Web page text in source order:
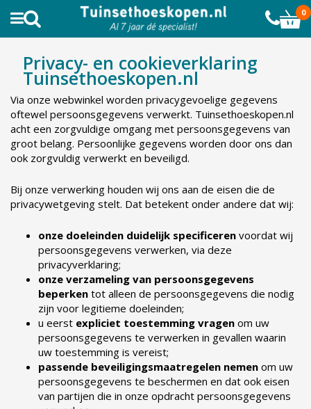
0
AL MEER DAN 10.000 TEVREDEN KLANTEN
Privacy Policy en Cookies
Privacy- en cookieverklaring
Tuinsethoeskopen.nl
Via onze webwinkel worden privacygevoelige gegevens
oftewel persoonsgegevens verwerkt. Tuinsethoeskopen.nl
acht een zorgvuldige omgang met persoonsgegevens van
groot belang. Persoonlijke gegevens worden door ons dan
ook zorgvuldig verwerkt en beveiligd.
Bij onze verwerking houden wij ons aan de eisen die de
privacywetgeving stelt. Dat betekent onder andere dat wij:
onze doeleinden duidelijk specificeren voordat wij
persoonsgegevens verwerken, via deze
privacyverklaring;
onze verzameling van persoonsgegevens
beperken tot alleen de persoonsgegevens die nodig
zijn voor legitieme doeleinden;
u eerst expliciet toestemming vragen om uw
persoonsgegevens te verwerken in gevallen waarin
uw toestemming is vereist;
passende beveiligingsmaatregelen nemen om uw
persoonsgegevens te beschermen en dat ook eisen
van partijen die in onze opdracht persoonsgegevens